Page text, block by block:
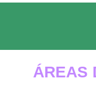
ÁREAS